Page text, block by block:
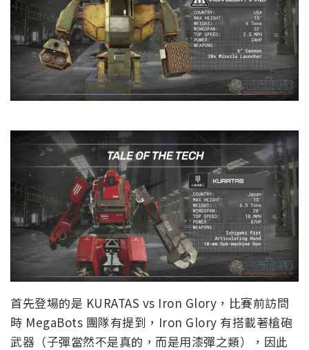
首先登場的是 KURATAS vs Iron Glory，比賽前訪問
時 MegaBots 團隊有提到，Iron Glory 有搭載著槍砲
武器（子彈當然不是真的，而是用漆彈之類），因此